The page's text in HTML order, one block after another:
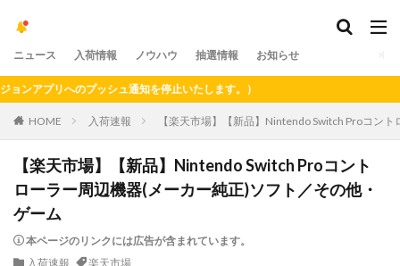
ニュース 入荷情報 ノウハウ 抽選情報 お知らせ
プリへのプッシュ通知を停止いたします。）
HOME 入荷速報 【楽天市場】【新品】Nintendo Switch Proコン
【楽天市場】【新品】Nintendo Switch Proコント
ローラー周辺機器(メーカー純正)ソフト／その他・
ゲーム
本ページのリンクには広告が含まれています。
入荷速報
楽天市場